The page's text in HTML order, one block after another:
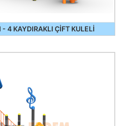
- 4 KAYDIRAKLI ÇİFT KULELİ